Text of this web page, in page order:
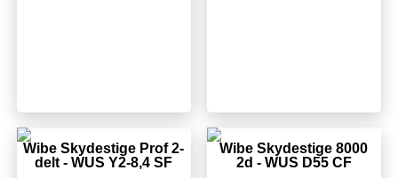
Wibe Skydestige Prof 2-
delt - WUS Y2-8,4 SF
Wibe Skydestige 8000
2d - WUS D55 CF